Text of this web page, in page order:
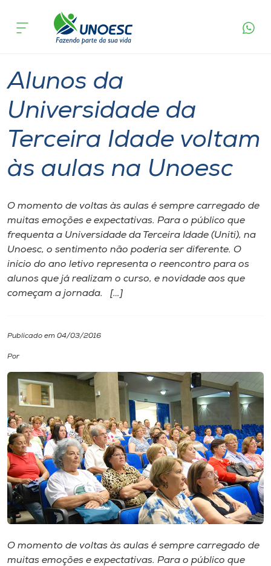
Cursos
Pesquisa
Atendimento ao Estudante
Portal de Ensino
A
Internacionalização
I.nova
Diplomados
Cultura
CPA
Biblioteca
Editora
Rádio
Museu
acontece
Alunos da
Universidade da
Terceira Idade voltam
às aulas na Unoesc
O momento de voltas às aulas é sempre carregado de
muitas emoções e expectativas. Para o público que
frequenta a Universidade da Terceira Idade (Uniti), na
Unoesc, o sentimento não poderia ser diferente. O
início do ano letivo representa o reencontro para os
alunos que já realizam o curso, e novidade aos que
começam a jornada. […]
Publicado em 04/03/2016
Por
O momento de voltas às aulas é sempre carregado de
muitas emoções e expectativas. Para o público que